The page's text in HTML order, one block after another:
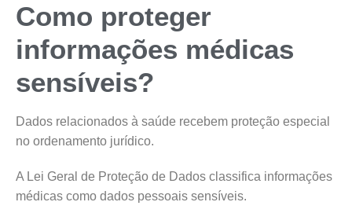
Como proteger
informações médicas
sensíveis?
Dados relacionados à saúde recebem proteção especial
no ordenamento jurídico.
A Lei Geral de Proteção de Dados classifica informações
médicas como dados pessoais sensíveis.